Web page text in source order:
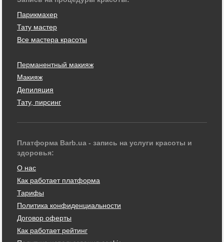
Парикмахер
Тату мастер
Все мастера красоты
Перманентный макияж
Макияж
Депиляция
Тату, пирсинг
Платформа Barb.ua - запись на услуги красоты и
здоровья:
О нас
Как работает платформа
Тарифы
Политика конфиденциальности
Договор оферты
Как работает рейтинг